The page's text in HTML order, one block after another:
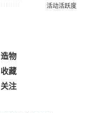
造物
收藏
关注